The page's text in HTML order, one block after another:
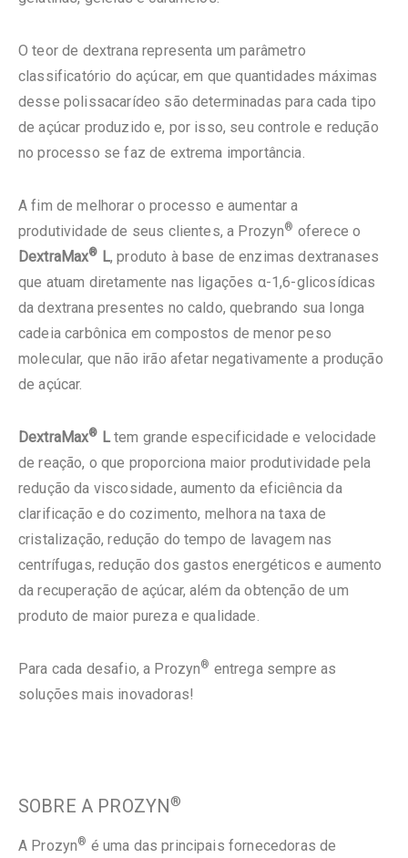
O teor de dextrana representa um parâmetro
classificatório do açúcar, em que quantidades máximas
desse polissacarídeo são determinadas para cada tipo
de açúcar produzido e, por isso, seu controle e redução
no processo se faz de extrema importância.
A fim de melhorar o processo e aumentar a
produtividade de seus clientes, a Prozyn® oferece o
DextraMax® L, produto à base de enzimas dextranases
que atuam diretamente nas ligações α-1,6-glicosídicas
da dextrana presentes no caldo, quebrando sua longa
cadeia carbônica em compostos de menor peso
molecular, que não irão afetar negativamente a produção
de açúcar.
DextraMax® Ltem grande especificidade e velocidade
de reação, o que proporciona maior produtividade pela
redução da viscosidade, aumento da eficiência da
clarificação e do cozimento, melhora na taxa de
cristalização, redução do tempo de lavagem nas
centrífugas, redução dos gastos energéticos e aumento
da recuperação de açúcar, além da obtenção de um
produto de maior pureza e qualidade.
Para cada desafio, a Prozyn® entrega sempre as
soluções mais inovadoras!
SOBRE A PROZYN®
A Prozyn® é uma das principais fornecedoras de